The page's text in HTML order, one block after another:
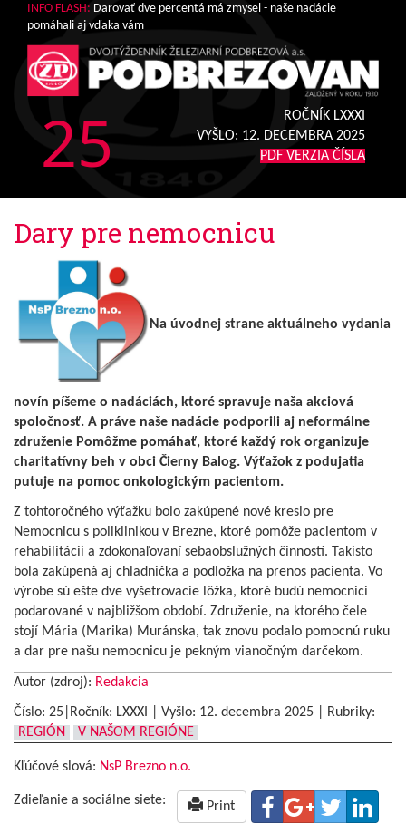
INFO FLASH: Darovať dve percentá má zmysel - naše nadácie
pomáhali aj vďaka vám
25
ROČNÍK LXXXI
VYŠLO: 12. DECEMBRA 2025
PDF VERZIA ČÍSLA
Dary pre nemocnicu
Na úvodnej strane aktuálneho vydania
novín píšeme o nadáciách, ktoré spravuje naša akciová
spoločnosť. A práve naše nadácie podporili aj neformálne
združenie Pomôžme pomáhať, ktoré každý rok organizuje
charitatívny beh v obci Čierny Balog. Výťažok z podujatia
putuje na pomoc onkologickým pacientom.
Z tohtoročného výťažku bolo zakúpené nové kreslo pre
Nemocnicu s poliklinikou v Brezne, ktoré pomôže pacientom v
rehabilitácii a zdokonaľovaní sebaobslužných činností. Takisto
bola zakúpená aj chladnička a podložka na prenos pacienta. Vo
výrobe sú ešte dve vyšetrovacie lôžka, ktoré budú nemocnici
podarované v najbližšom období. Združenie, na ktorého čele
stojí Mária (Marika) Muránska, tak znovu podalo pomocnú ruku
a dar pre našu nemocnicu je pekným vianočným darčekom.
Autor (zdroj): Redakcia
Číslo: 25|Ročník: LXXXI | Vyšlo: 12. decembra 2025
Rubriky:
REGIÓN
V NAŠOM REGIÓNE
Kľúčové slová: NsP Brezno n.o.
Zdieľanie a sociálne siete: Print